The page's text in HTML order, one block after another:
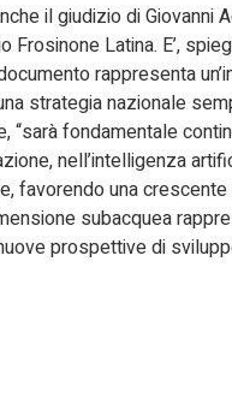
il giudizio di Giovanni
Frosinone Latina. E’,
rappresenta
strategia nazionale
“sarà fondamentale
nell’intelligenza
favorendo una
subacquea
prospettive di